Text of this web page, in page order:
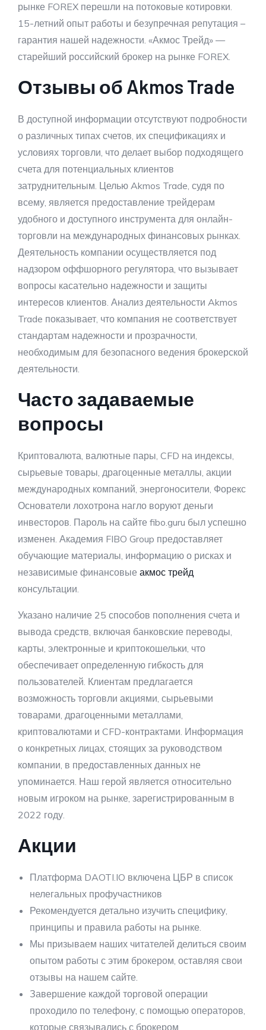
рынке FOREX перешли на потоковые котировки.
15-летний опыт работы и безупречная репутация –
гарантия нашей надежности. «Акмос Трейд» —
старейший российский брокер на рынке FOREX.
Отзывы об Akmos Trade
В доступной информации отсутствуют подробности
о различных типах счетов, их спецификациях и
условиях торговли, что делает выбор подходящего
счета для потенциальных клиентов
затруднительным. Целью Akmos Trade, судя по
всему, является предоставление трейдерам
удобного и доступного инструмента для онлайн-
торговли на международных финансовых рынках.
Деятельность компании осуществляется под
надзором оффшорного регулятора, что вызывает
вопросы касательно надежности и защиты
интересов клиентов. Анализ деятельности Akmos
Trade показывает, что компания не соответствует
стандартам надежности и прозрачности,
необходимым для безопасного ведения брокерской
деятельности.
Часто задаваемые
вопросы
Криптовалюта, валютные пары, CFD на индексы,
сырьевые товары, драгоценные металлы, акции
международных компаний, энергоносители, Форекс
Основатели лохотрона нагло воруют деньги
инвесторов. Пароль на сайте fibo.guru был успешно
изменен. Академия FIBO Group предоставляет
обучающие материалы, информацию о рисках и
независимые финансовые акмос трейд
консультации.
Указано наличие 25 способов пополнения счета и
вывода средств, включая банковские переводы,
карты, электронные и криптокошельки, что
обеспечивает определенную гибкость для
пользователей. Клиентам предлагается
возможность торговли акциями, сырьевыми
товарами, драгоценными металлами,
криптовалютами и CFD-контрактами. Информация
о конкретных лицах, стоящих за руководством
компании, в предоставленных данных не
упоминается. Наш герой является относительно
новым игроком на рынке, зарегистрированным в
2022 году.
Акции
Платформа DAOTI.IO включена ЦБР в список
нелегальных профучастников
Рекомендуется детально изучить специфику,
принципы и правила работы на рынке.
Мы призываем наших читателей делиться своим
опытом работы с этим брокером, оставляя свои
отзывы на нашем сайте.
Завершение каждой торговой операции
проходило по телефону, с помощью операторов,
которые связывались с брокером.